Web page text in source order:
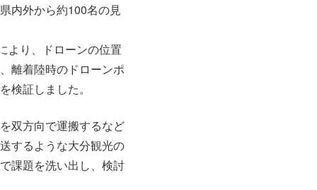
内外から約100名の見
より、ドローンの位置
離着陸時のドローンポ
検証しました。
双方向で運搬するなど
するような大分観光の
課題を洗い出し、検討